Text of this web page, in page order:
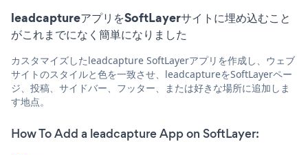
leadcaptureアプリをSoftLayerサイトに埋め込むこと
がこれまでになく簡単になりました
カスタマイズしたleadcapture SoftLayerアプリを作成し、ウェブ
サイトのスタイルと色を一致させ、leadcaptureをSoftLayerペー
ジ、投稿、サイドバー、フッター、または好きな場所に追加しま
す地点。
How To Add a leadcapture App on SoftLayer: